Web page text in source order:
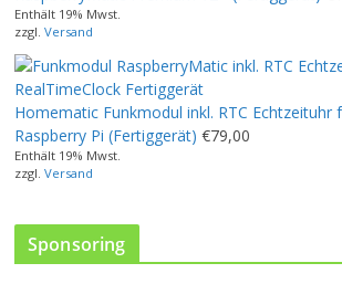
r
o
d
u
k
t
w
t
Enthält 19% Mwst.
zzgl. Versand
Homematic Funkmodul inkl. RTC Echtzeituhr
Raspberry Pi (Fertiggerät) €79,00
Enthält 19% Mwst.
zzgl. Versand
Sponsoring